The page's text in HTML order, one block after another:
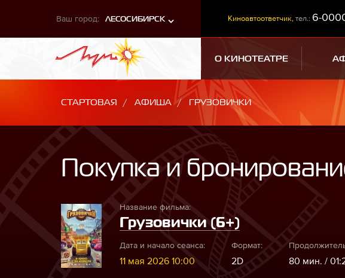
Ваш город: ЛЕСОСИБИРСК Киноавтоответчик, тел.: 6-
О КИНОТЕАТРЕ
СТАРТОВАЯ АФИША ГРУЗОВИЧКИ
Покупка и
Название фильма:
Грузовички (6+)
Дата и начало сеанса:
11 мая 2026 10:00
Формат:
2D 80 мин. /